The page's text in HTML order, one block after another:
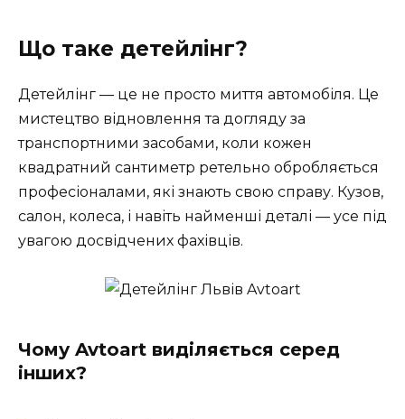
Що таке детейлінг?
Детейлінг — це не просто миття автомобіля. Це
мистецтво відновлення та догляду за
транспортними засобами, коли кожен
квадратний сантиметр ретельно обробляється
професіоналами, які знають свою справу. Кузов,
салон, колеса, і навіть найменші деталі — усе під
увагою досвідчених фахівців.
Чому Avtoart виділяється серед
інших?